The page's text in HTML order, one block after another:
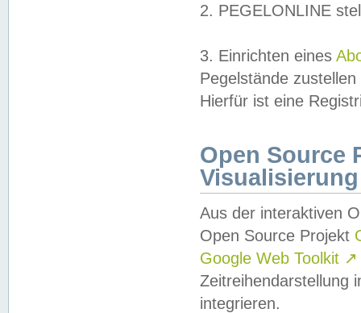
2. PEGELONLINE
3. Einrichten eines
Pegelstände
Hierfür ist eine
Open Source
Visualisierung
Aus der interaktiven
Open Source Projekt
Google Web Toolkit ↗
Zeitreihendarstellung
integrieren.